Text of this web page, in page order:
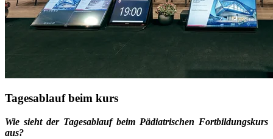
Tagesablauf beim kurs
Wie sieht der Tagesablauf beim Pädiatrischen Fortbildungskurs
aus?